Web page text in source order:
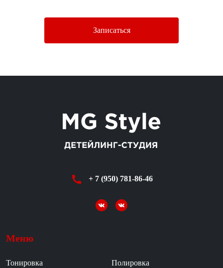
Записаться
+ 7 (950) 781-86-46
Меню
Тонировка Полировка